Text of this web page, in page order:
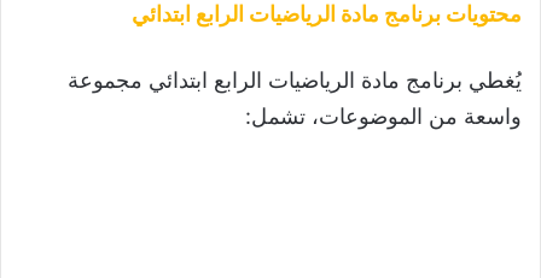
محتويات برنامج مادة الرياضيات الرابع ابتدائي
يُغطي برنامج مادة الرياضيات الرابع ابتدائي مجموعة
واسعة من الموضوعات، تشمل: